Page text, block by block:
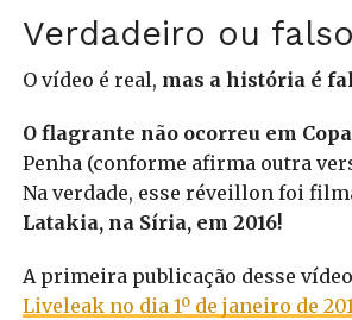
Verdadeiro ou
O vídeo é real, mas a história é
O flagrante não ocorreu em
Penha (conforme afirma outra
Na verdade, esse réveillon foi
Latakia, na Síria, em 2016!
A primeira publicação desse vídeo
Liveleak no dia 1º de janeiro de